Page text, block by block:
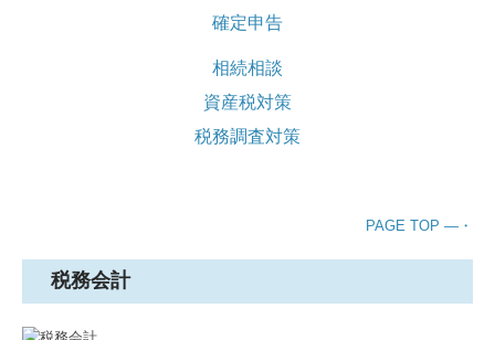
待遇・福利厚生
確定申告
相続相談
資産税対策
税務調査対策
PAGE TOP ―・
税務会計